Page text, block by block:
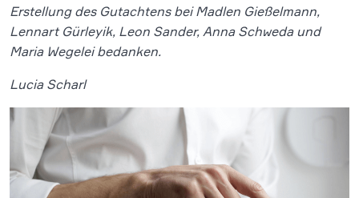
Erstellung des Gutachtens bei Madlen Gießelmann,
Lennart Gürleyik, Leon Sander, Anna Schweda und
Maria Wegelei bedanken.
Lucia Scharl